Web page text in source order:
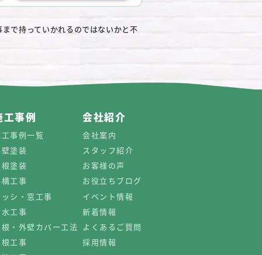
で持っていかれるのではないかと不
工事例
事例一覧
塗装
塗装
工事
シ・窓工事
工事
・外壁カバー工法
工事
会社紹介
会社案内
スタッフ紹介
お客様の声
お役立ちブログ
イベント情報
新着情報
よくあるご質問
採用情報